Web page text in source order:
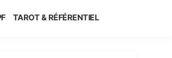
TAROT & RÉFÉRENTIEL